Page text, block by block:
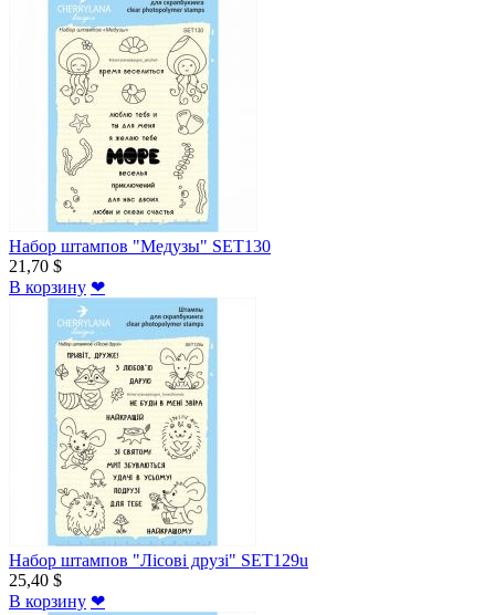
Набор штампов "Медузы" SET130
21,70 $
В корзину ❤
Набор штампов "Лісові друзі" SET129u
25,40 $
В корзину ❤